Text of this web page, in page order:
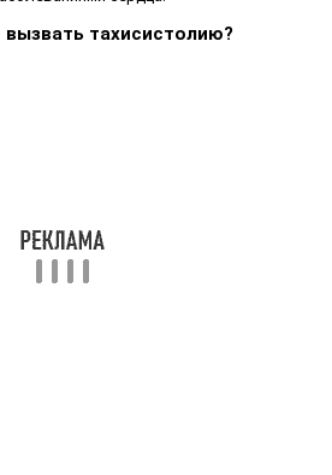
тахисистолию?